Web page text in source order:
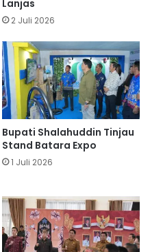
Lanjas
2 Juli 2026
Bupati Shalahuddin Tinjau
Stand Batara Expo
1 Juli 2026